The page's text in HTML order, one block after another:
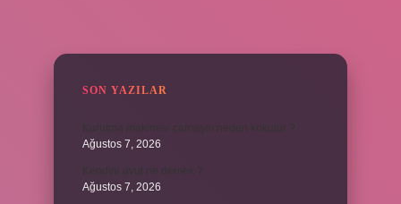
SON YAZILAR
Ağustos 7, 2026
Ağustos 7, 2026